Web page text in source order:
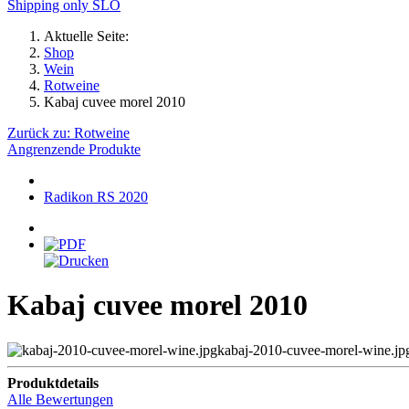
Shipping only SLO
Aktuelle Seite:
Shop
Wein
Rotweine
Kabaj cuvee morel 2010
Zurück zu: Rotweine
Angrenzende Produkte
Radikon RS 2020
Kabaj cuvee morel 2010
kabaj-2010-cuvee-morel-
Produktdetails
Alle Bewertungen